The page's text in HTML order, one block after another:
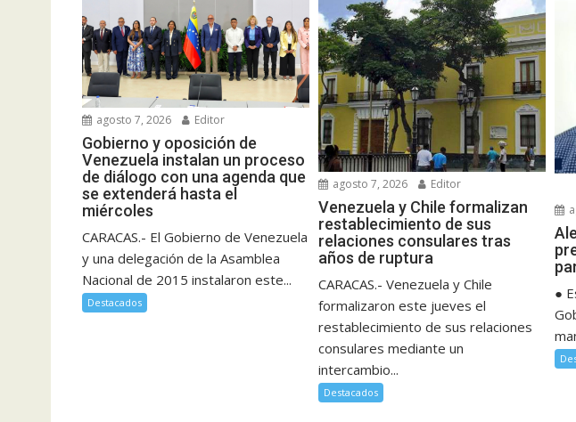
agosto 7, 2026 Editor
Gobierno y oposición de
Venezuela instalan un proceso
de diálogo con una agenda que
se extenderá hasta el
miércoles
CARACAS.- El Gobierno de Venezuela
y una delegación de la Asamblea
Nacional de 2015 instalaron este...
Destacados
agosto 7, 2026 Editor
Venezuela y Chile formalizan
restablecimiento de sus
relaciones consulares tras
años de ruptura
CARACAS.- Venezuela y Chile
formalizaron este jueves el
restablecimiento de sus relaciones
consulares mediante un
intercambio...
Destacados
●